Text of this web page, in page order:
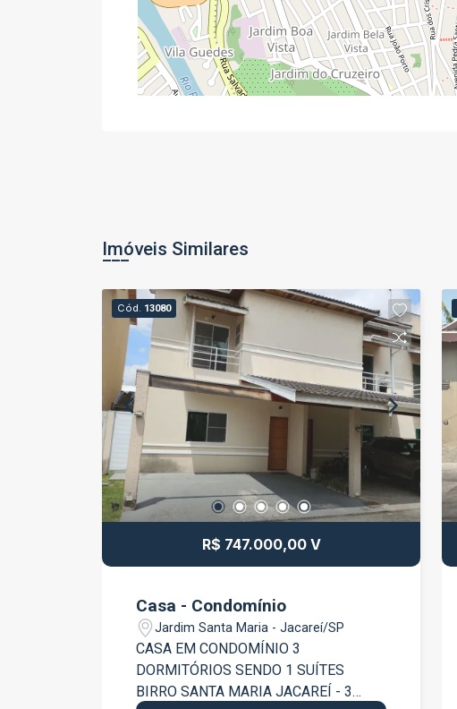
Imóveis Similares
Cód. 13080
R$ 747.000,00 V
Casa - Condomínio
Jardim Santa Maria - Jacareí/SP
CASA EM CONDOMÍNIO 3
DORMITÓRIOS SENDO 1 SUÍTES
BIRRO SANTA MARIA JACAREÍ - 3